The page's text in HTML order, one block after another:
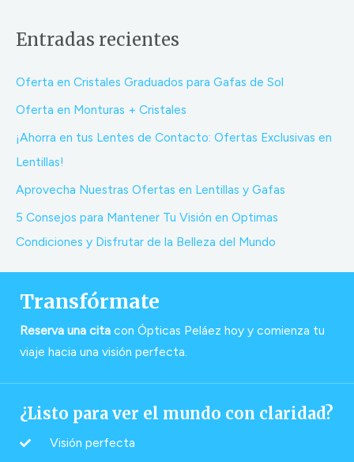
Entradas recientes
Oferta en Cristales Graduados para Gafas de Sol
Oferta en Monturas + Cristales
¡Ahorra en tus Lentes de Contacto: Ofertas Exclusivas en
Lentillas!
Aprovecha Nuestras Ofertas en Lentillas y Gafas
5 Consejos para Mantener Tu Visión en Optimas
Condiciones y Disfrutar de la Belleza del Mundo
Transfórmate
Reserva una cita con Ópticas Peláez hoy y comienza tu
viaje hacia una visión perfecta.
¿Listo para ver el mundo con claridad?
Visión perfecta